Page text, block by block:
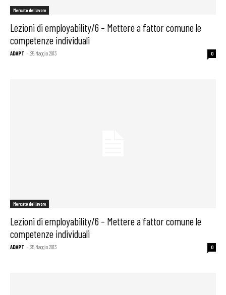
Mercato del lavoro
Lezioni di employability/6 – Mettere a fattor comune le
competenze individuali
ADAPT - 25 Maggio 2013 0
Mercato del lavoro
Lezioni di employability/6 – Mettere a fattor comune le
competenze individuali
ADAPT - 25 Maggio 2013 0